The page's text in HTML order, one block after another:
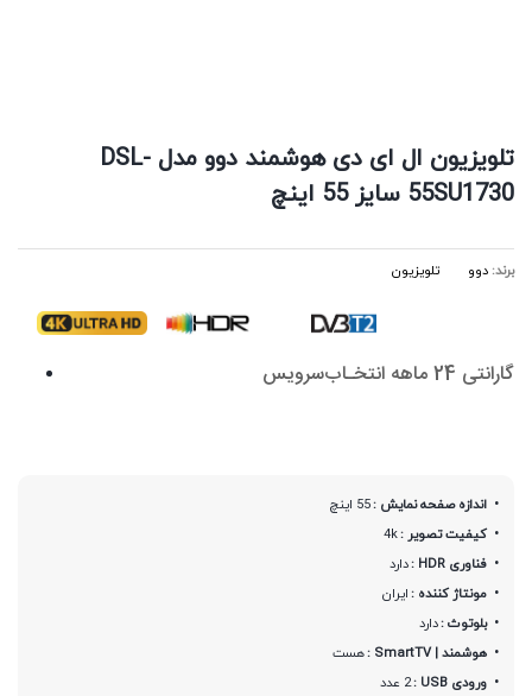
تلویزیون ال ای دی هوشمند دوو مدل DSL-
55SU1730 سایز 55 اینچ
برند: دوو تلویزیون
گارانتی 24 ماهه انتخـاب‌سرویس
اندازه صفحه نمایش :55 اینچ
کیفیت تصویر :4k
فناوری HDR :
دارد
مونتاژ کننده :ایران
بلوتوث :دارد
هوشمند | SmartTV :
هست
ورودی USB :
2 عدد